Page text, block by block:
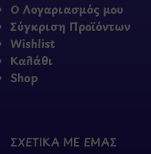
Ο Λογαριασμός μου
Σύγκριση Προϊόντων
Wishlist
Καλάθι
Shop
ΣΧΕΤΙΚΑ ΜΕ ΕΜΑΣ